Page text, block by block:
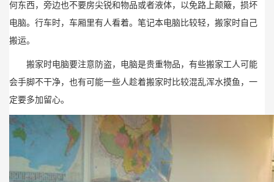
何东西，旁边也不要房尖锐和物品或者液体，以免路上颠簸，损坏
电脑。行车时，车厢里有人看着。笔记本电脑比较轻，搬家时自己
搬运。
搬家时电脑要注意防盗，电脑是贵重物品，有些搬家工人可能
会手脚不干净，也有可能一些人趁着搬家时比较混乱浑水摸鱼，一
定要多加留心。